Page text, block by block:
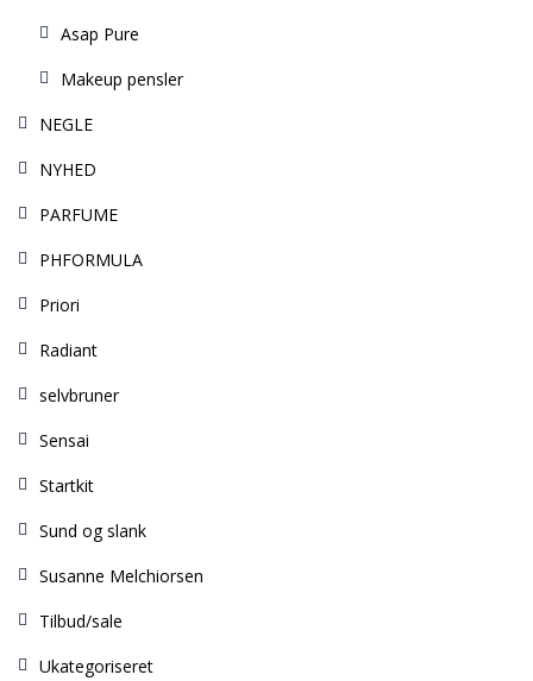
Asap Pure
Makeup pensler
NEGLE
NYHED
PARFUME
PHFORMULA
Priori
Radiant
selvbruner
Sensai
Startkit
Sund og slank
Susanne Melchiorsen
Tilbud/sale
Ukategoriseret